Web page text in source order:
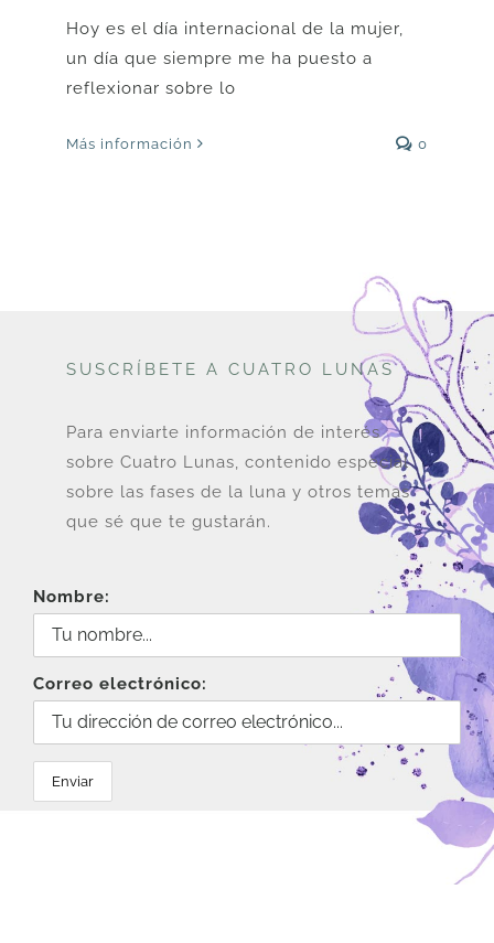
Hoy es el día internacional de la mujer,
un día que siempre me ha puesto a
reflexionar sobre lo
Más información 0
SUSCRÍBETE A CUATRO LUNAS
Para enviarte información de interés
sobre Cuatro Lunas, contenido especial
sobre las fases de la luna y otros temas
que sé que te gustarán.
Nombre:
Correo electrónico: